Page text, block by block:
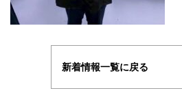
新着情報一覧に戻る